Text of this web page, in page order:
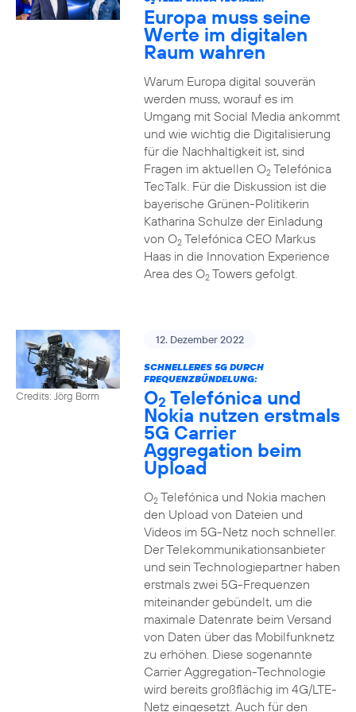
2
Europa muss seine
Werte im digitalen
Raum wahren
Warum Europa digital souverän
werden muss, worauf es im
Umgang mit Social Media ankommt
und wie wichtig die Digitalisierung
für die Nachhaltigkeit ist, sind
Fragen im aktuellen O2Telefónica
TecTalk. Für die Diskussion ist die
bayerische Grünen-Politikerin
Katharina Schulze der Einladung
von O2Telefónica CEO Markus
Haas in die Innovation Experience
Area des O2Towers gefolgt.
Credits: Jörg Borm
12. Dezember 2022
SCHNELLERES 5G DURCH
FREQUENZBÜNDELUNG:
O2 Telefónica und
Nokia nutzen erstmals
5G Carrier
Aggregation beim
Upload
O2Telefónica und Nokia machen
den Upload von Dateien und
Videos im 5G-Netz noch schneller.
Der Telekommunikationsanbieter
und sein Technologiepartner haben
erstmals zwei 5G-Frequenzen
miteinander gebündelt, um die
maximale Datenrate beim Versand
von Daten über das Mobilfunknetz
zu erhöhen. Diese sogenannte
Carrier Aggregation-Technologie
wird bereits großflächig im 4G/LTE-
Netz eingesetzt. Auch für den